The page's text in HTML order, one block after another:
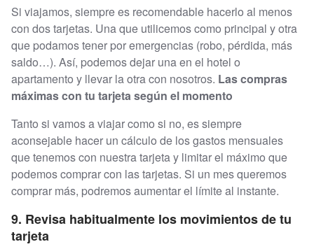
Si viajamos, siempre es recomendable hacerlo al menos
con dos tarjetas. Una que utilicemos como principal y otra
que podamos tener por emergencias (robo, pérdida, más
saldo…). Así, podemos dejar una en el hotel o
apartamento y llevar la otra con nosotros. Las compras
máximas con tu tarjeta según el momento
Tanto si vamos a viajar como si no, es siempre
aconsejable hacer un cálculo de los gastos mensuales
que tenemos con nuestra tarjeta y limitar el máximo que
podemos comprar con las tarjetas. Si un mes queremos
comprar más, podremos aumentar el límite al instante.
9. Revisa habitualmente los movimientos de tu
tarjeta